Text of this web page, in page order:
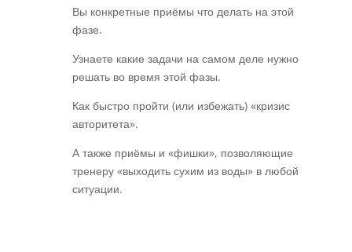
Вы конкретные приёмы что делать на этой
фазе.
Узнаете какие задачи на самом деле нужно
решать во время этой фазы.
Как быстро пройти (или избежать) «кризис
авторитета».
А также приёмы и «фишки», позволяющие
тренеру «выходить сухим из воды» в любой
ситуации.